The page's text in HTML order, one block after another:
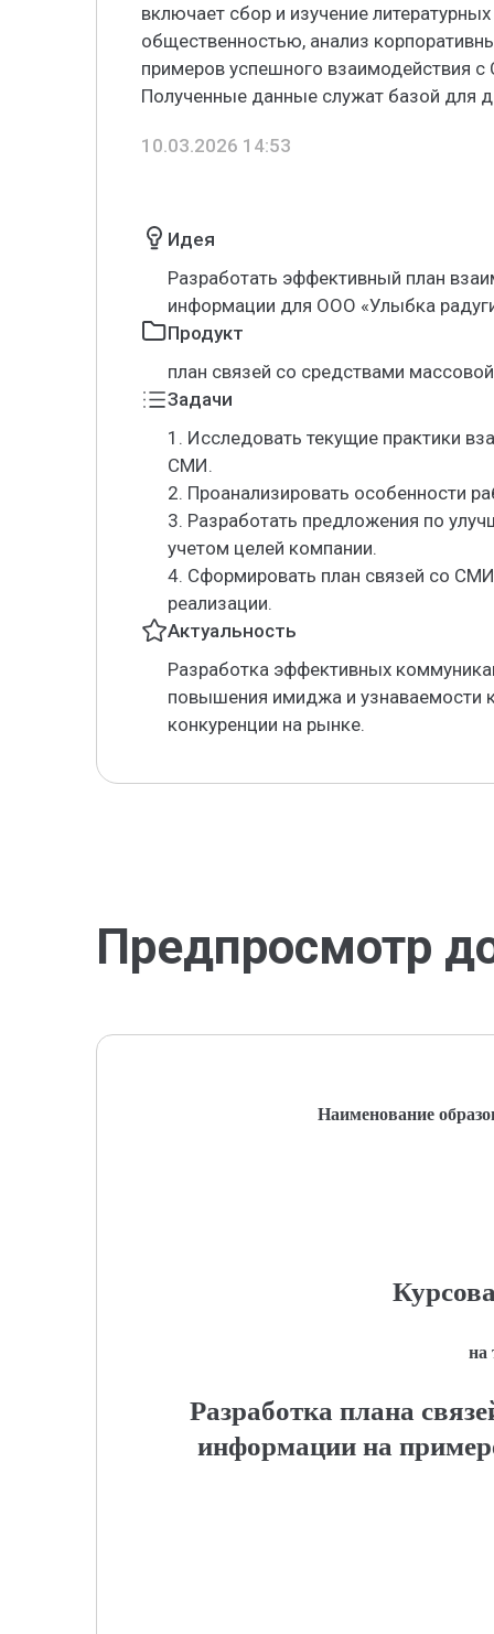
включает сбор и изучение
общественностью, анализ
примеров успешного взаимодействия
Полученные данные служат базой для
10.03.2026 14:53
Идея
Разработать эффективный план
информации для ООО «Улыбка
Продукт
план связей со средствами
Задачи
1. Исследовать текущие практики
СМИ.
2. Проанализировать особенности
3. Разработать предложения по
учетом целей компании.
4. Сформировать план связей со
реализации.
Актуальность
Разработка эффективных
повышения имиджа и узнаваемости
конкуренции на рынке.
Предпросмотр
Наименование
на
Разработка плана
информации на